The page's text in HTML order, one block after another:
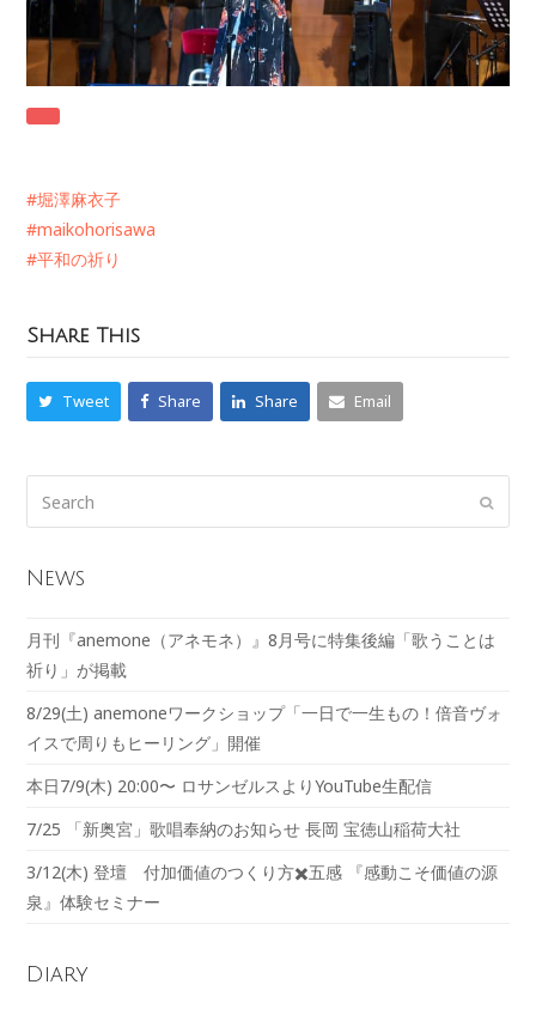
#堀澤麻衣子
#maikohorisawa
#平和の祈り
Share This
Tweet Share Share Email
News
月刊『anemone（アネモネ）』8月号に特集後編「歌うことは
祈り」が掲載
8/29(土) anemoneワークショップ「一日で一生もの！倍音ヴォ
イスで周りもヒーリング」開催
本日7/9(木) 20:00〜 ロサンゼルスよりYouTube生配信
7/25 「新奥宮」歌唱奉納のお知らせ 長岡 宝徳山稲荷大社
3/12(木) 登壇 付加価値のつくり方✖️五感 『感動こそ価値の源
泉』体験セミナー
Diary